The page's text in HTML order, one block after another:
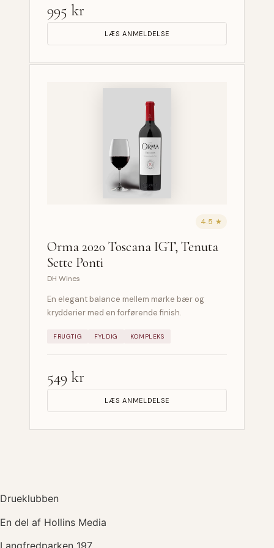
995 kr
LÆS ANMELDELSE
4.5 ★
Orma 2020 Toscana IGT, Tenuta
Sette Ponti
DH Wines
En elegant balance mellem mørke bær og
krydderier med en forførende finish.
FRUGTIG FYLDIG KOMPLEKS
549 kr
LÆS ANMELDELSE
Drueklubben
En del af Hollins Media